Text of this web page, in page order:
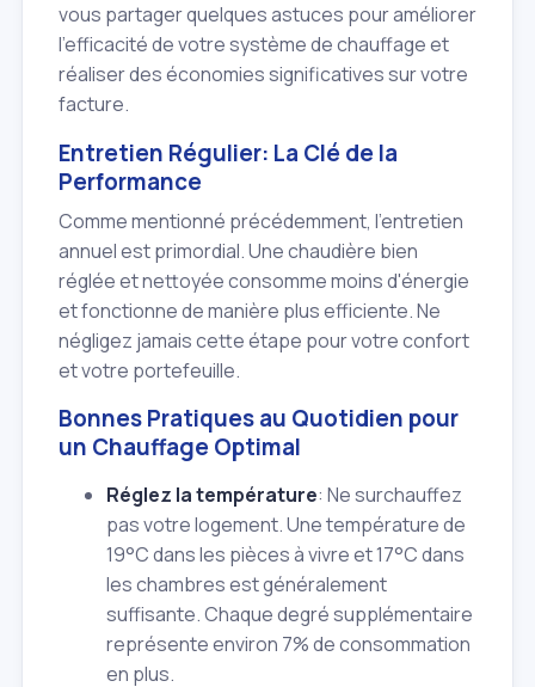
vous partager quelques astuces pour améliorer
l'efficacité de votre système de chauffage et
réaliser des économies significatives sur votre
facture.
Entretien Régulier: La Clé de la
Performance
Comme mentionné précédemment, l'entretien
annuel est primordial. Une chaudière bien
réglée et nettoyée consomme moins d'énergie
et fonctionne de manière plus efficiente. Ne
négligez jamais cette étape pour votre confort
et votre portefeuille.
Bonnes Pratiques au Quotidien pour
un Chauffage Optimal
Réglez la température: Ne surchauffez
pas votre logement. Une température de
19°C dans les pièces à vivre et 17°C dans
les chambres est généralement
suffisante. Chaque degré supplémentaire
représente environ 7% de consommation
en plus.